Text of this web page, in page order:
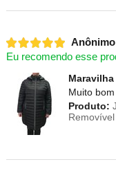
Anônimo
Eu recomendo esse
Maravilha
Muito
Produto: